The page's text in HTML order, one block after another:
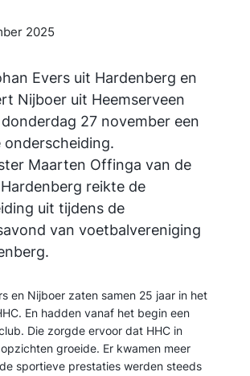
2025
Evers uit Hardenberg en
Nijboer uit Heemserveen
27 november een
onderscheiding.
Maarten Offinga van de
reikte de
uit tijdens de
van voetbalvereniging
en Nijboer zaten samen 25 jaar in het
En hadden vanaf het begin een
Die zorgde ervoor dat HHC in
groeide. Er kwamen meer
sportieve prestaties werden steeds